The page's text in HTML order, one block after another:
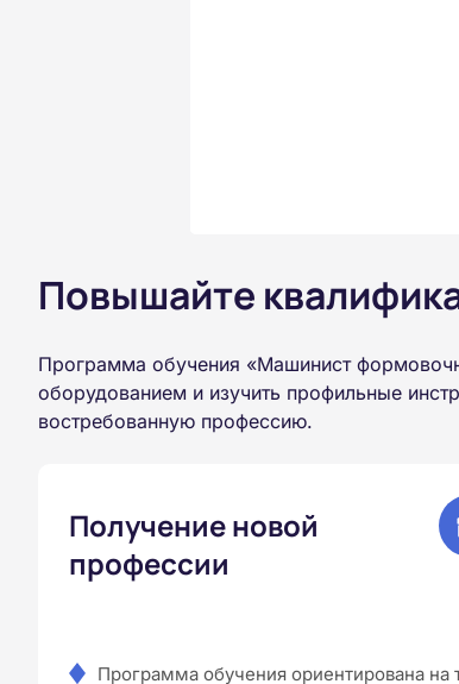
Повышайте
Программа обучения «Машинист
оборудованием и изучить профильные
востребованную профессию.
Получение новой
профессии
Программа обучения ориентирована на